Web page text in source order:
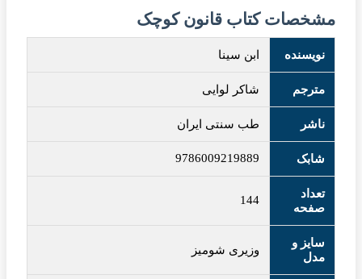
مشخصات کتاب قانون کوچک
نویسنده ابن سینا
مترجم شاکر لوایی
ناشر طب سنتی ایران
شابک 9786009219889
تعداد
صفحه
144
سایز و
مدل
وزیری شومیز